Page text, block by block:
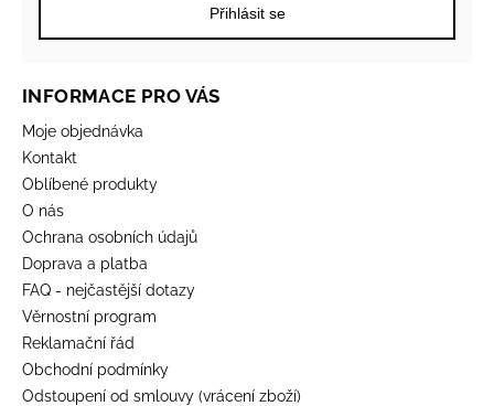
Přihlásit se
INFORMACE PRO VÁS
Moje objednávka
Kontakt
Oblíbené produkty
O nás
Ochrana osobních údajů
Doprava a platba
FAQ - nejčastější dotazy
Věrnostní program
Reklamační řád
Obchodní podmínky
Odstoupení od smlouvy (vrácení zboží)